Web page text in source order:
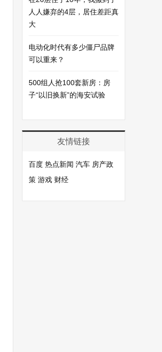
人人嫌弃的4层，居住差距真
大
电动化时代有多少僵尸品牌
可以重来？
500组人抢100套新房：房
子“以旧换新”的海安试验
友情链接
百度 热点新闻 汽车 房产政
策 游戏 财经